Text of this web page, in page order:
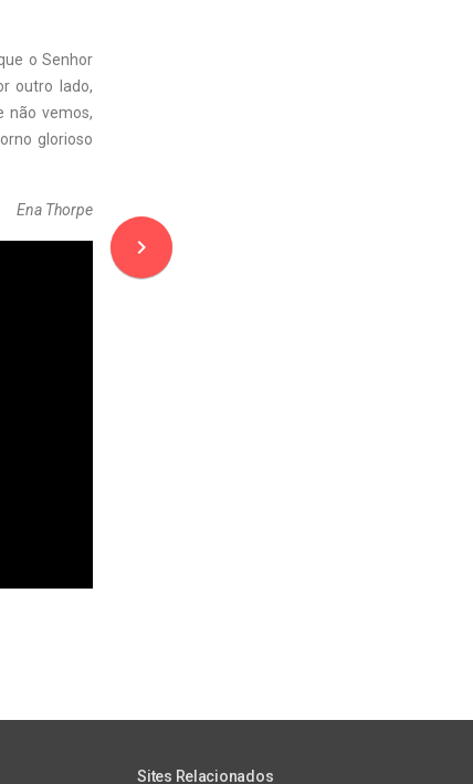
o Senhor
outro lado,
não vemos,
glorioso
Ena Thorpe
navigate_next
Sites Relacionados